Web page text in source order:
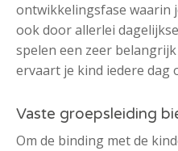
ontwikkelingsfase waarin
ook door allerlei
spelen een zeer
ervaart je kind iedere dag
Vaste groepsleiding
Om de binding met de